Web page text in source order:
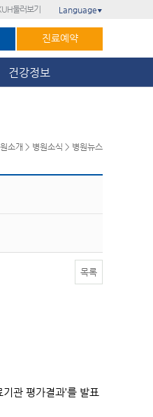
둘러보기 Language ▼
진료예약
건강정보
소개 > 병원소식 > 병원뉴스
목록
관 평가결과’를 발표